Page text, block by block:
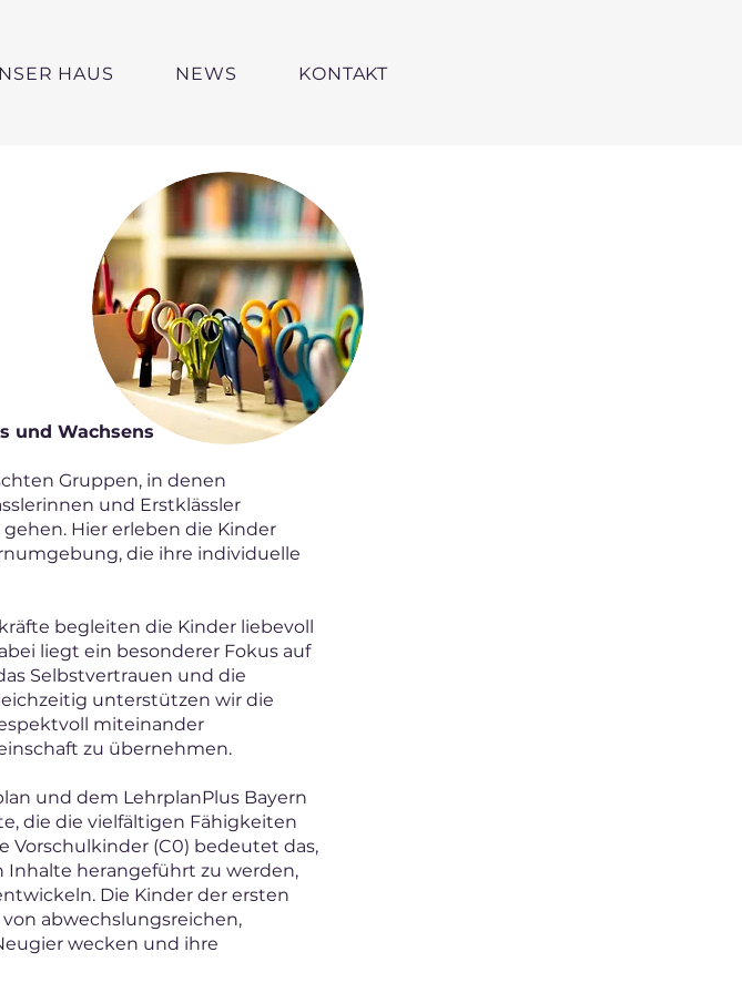
HAUS NEWS KONTAKT
und Wachsens
Gruppen, in denen
und Erstklässler
Hier erleben die Kinder
die ihre individuelle
begleiten die Kinder liebevoll
liegt ein besonderer Fokus auf
Selbstvertrauen und die
unterstützen wir die
miteinander
zu übernehmen.
und dem LehrplanPlus Bayern
die die vielfältigen Fähigkeiten
Vorschulkinder (C0) bedeutet das,
Inhalte herangeführt zu werden,
Die Kinder der ersten
von abwechslungsreichen,
wecken und ihre